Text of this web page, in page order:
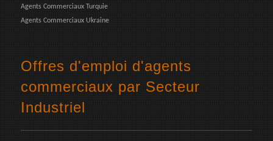
Agents Commerciaux Turquie
Agents Commerciaux Ukraine
Offres d'emploi d'agents
commerciaux par Secteur
Industriel